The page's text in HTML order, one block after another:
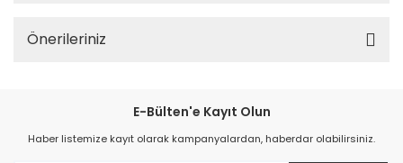
Önerileriniz
E-Bülten'e Kayıt Olun
Haber listemize kayıt olarak kampanyalardan, haberdar olabilirsiniz.